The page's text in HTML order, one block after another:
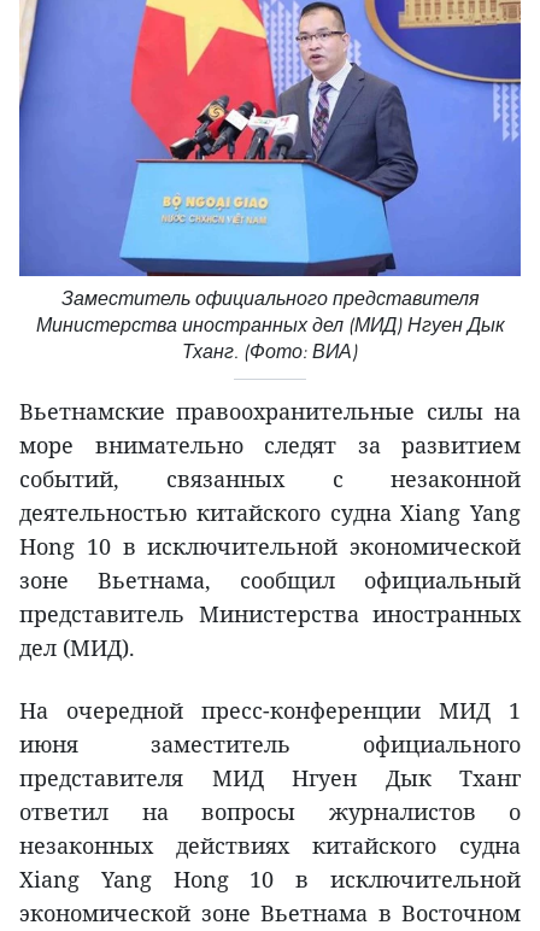
Заместитель официального представителя
Министерства иностранных дел (МИД) Нгуен Дык
Тханг. (Фото: ВИА)
Вьетнамские правоохранительные силы на
море внимательно следят за развитием
событий, связанных с незаконной
деятельностью китайского судна Xiang Yang
Hong 10 в исключительной экономической
зоне Вьетнама, сообщил официальный
представитель Министерства иностранных
дел (МИД).
На очередной пресс-конференции МИД 1
июня заместитель официального
представителя МИД Нгуен Дык Тханг
ответил на вопросы журналистов о
незаконных действиях китайского судна
Xiang Yang Hong 10 в исключительной
экономической зоне Вьетнама в Восточном